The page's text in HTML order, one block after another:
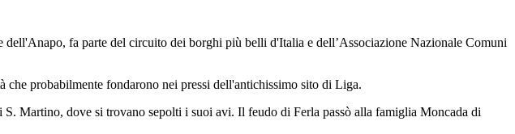
fa parte del circuito dei borghi più belli d'Italia e dell’Associazione Nazionale Comuni
probabilmente fondarono nei pressi dell'antichissimo sito di Liga.
Martino, dove si trovano sepolti i suoi avi. Il feudo di Ferla passò alla famiglia Moncada di